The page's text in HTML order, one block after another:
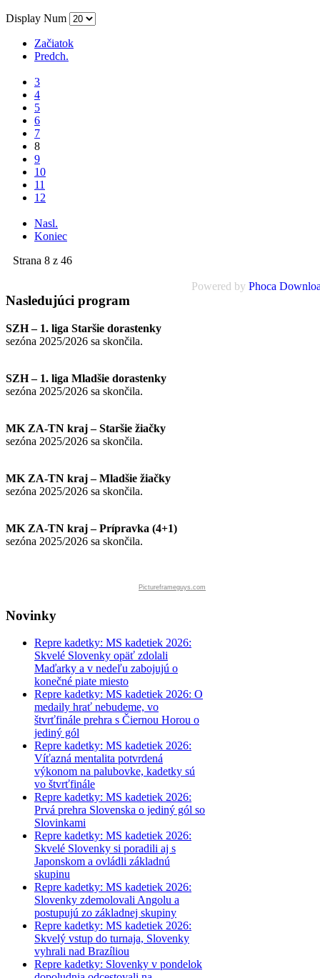
Display Num
Začiatok
Predch.
3
4
5
6
7
8
9
10
11
12
Nasl.
Koniec
Strana 8 z 46
Powered by Phoca
Nasledujúci program
SZH – 1. liga Staršie dorastenky
sezóna 2025/2026 sa skončila.
SZH – 1. liga Mladšie dorastenky
sezóna 2025/2026 sa skončila.
MK ZA-TN kraj – Staršie žiačky
sezóna 2025/2026 sa skončila.
MK ZA-TN kraj – Mladšie žiačky
sezóna 2025/2026 sa skončila.
MK ZA-TN kraj – Prípravka (4+1)
sezóna 2025/2026 sa skončila.
Pictureframeguys.com
Novinky
Repre kadetky: MS kadetiek 2026:
Skvelé Slovenky opäť zdolali
Maďarky a v nedeľu zabojujú o
konečné piate miesto
Repre kadetky: MS kadetiek 2026: O
medaily hrať nebudeme, vo
štvrťfinále prehra s Čiernou Horou o
jediný gól
Repre kadetky: MS kadetiek 2026:
Víťazná mentalita potvrdená
výkonom na palubovke, kadetky sú
vo štvrťfinále
Repre kadetky: MS kadetiek 2026:
Prvá prehra Slovenska o jediný gól so
Slovinkami
Repre kadetky: MS kadetiek 2026:
Skvelé Slovenky si poradili aj s
Japonskom a ovládli základnú
skupinu
Repre kadetky: MS kadetiek 2026:
Slovenky zdemolovali Angolu a
postupujú zo základnej skupiny
Repre kadetky: MS kadetiek 2026:
Skvelý vstup do turnaja, Slovenky
vyhrali nad Brazíliou
Repre kadetky: Slovenky v pondelok